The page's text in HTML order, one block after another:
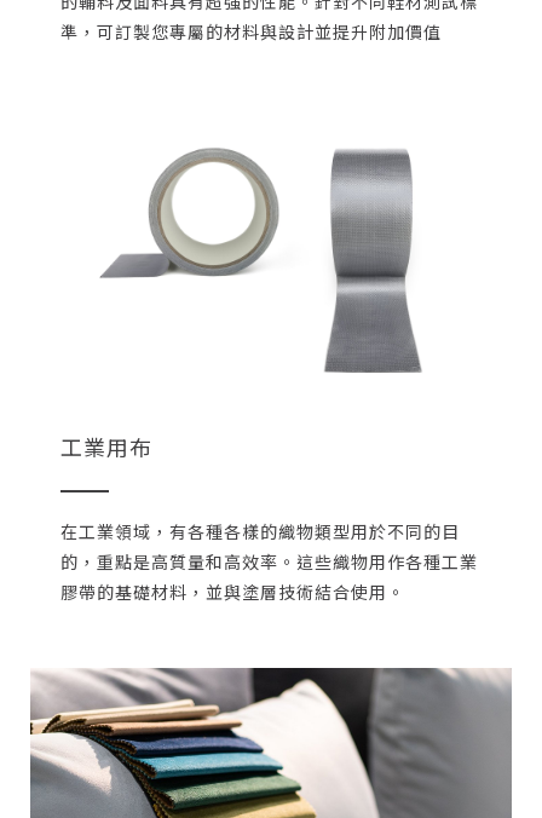
準，可訂製您專屬的材料與設計並提升附加價值
工業用布
在工業領域，有各種各樣的織物類型用於不同的目
的，重點是高質量和高效率。這些織物用作各種工業
膠帶的基礎材料，並與塗層技術結合使用。